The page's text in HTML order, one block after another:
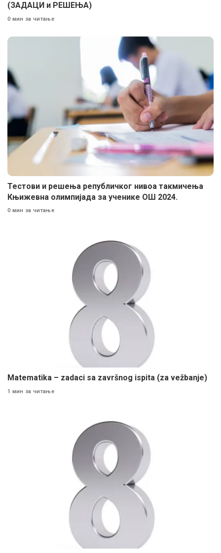
(ЗАДАЦИ и РЕШЕЊА)
0 мин за читање
Тестови и решења републичког нивоа такмичења
Књижевна олимпијада за ученике ОШ 2024.
0 мин за читање
Matematika – zadaci sa završnog ispita (za vežbanje)
1 мин за читање